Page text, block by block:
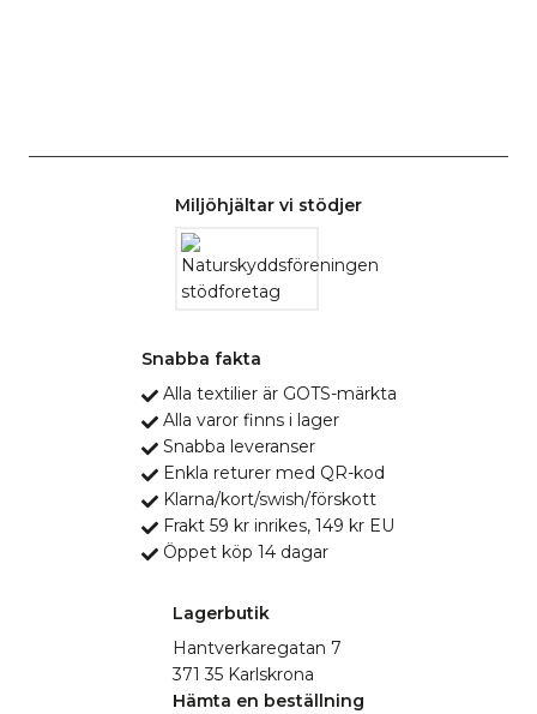
Miljöhjältar vi stödjer
Snabba fakta
Alla textilier är GOTS-märkta
Alla varor finns i lager
Snabba leveranser
Enkla returer med QR-kod
Klarna/kort/swish/förskott
Frakt 59 kr inrikes, 149 kr EU
Öppet köp 14 dagar
Lagerbutik
Hantverkaregatan 7
371 35 Karlskrona
Hämta en beställning